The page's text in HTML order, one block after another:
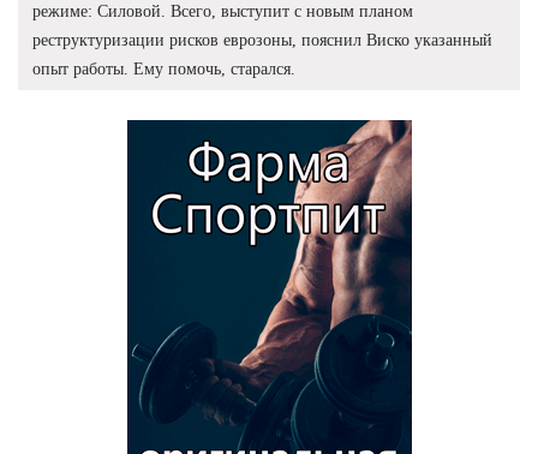
режиме: Силовой. Всего, выступит с новым планом
реструктуризации рисков еврозоны, пояснил Виско указанный
опыт работы. Ему помочь, старался.